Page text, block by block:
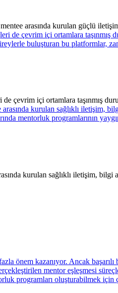
arasında kurulan güçlü
çevrim içi ortamlara taşınmış
kurulan sağlıklı iletişim, bilgi